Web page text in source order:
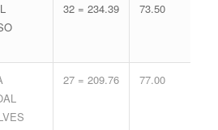
32 = 234.39 73.50
27 = 209.76 77.00